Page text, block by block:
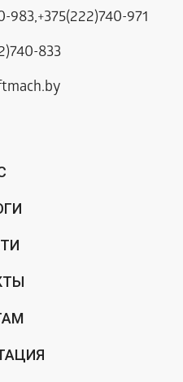
983,+375(222)740-971
833